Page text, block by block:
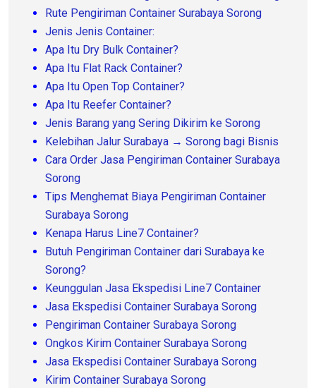
Rute Pengiriman Container Surabaya Sorong
Jenis Jenis Container:
Apa Itu Dry Bulk Container?
Apa Itu Flat Rack Container?
Apa Itu Open Top Container?
Apa Itu Reefer Container?
Jenis Barang yang Sering Dikirim ke Sorong
Kelebihan Jalur Surabaya → Sorong bagi Bisnis
Cara Order Jasa Pengiriman Container Surabaya
Sorong
Tips Menghemat Biaya Pengiriman Container
Surabaya Sorong
Kenapa Harus Line7 Container?
Butuh Pengiriman Container dari Surabaya ke
Sorong?
Keunggulan Jasa Ekspedisi Line7 Container
Jasa Ekspedisi Container Surabaya Sorong
Pengiriman Container Surabaya Sorong
Ongkos Kirim Container Surabaya Sorong
Jasa Ekspedisi Container Surabaya Sorong
Kirim Container Surabaya Sorong